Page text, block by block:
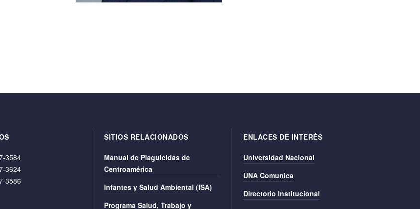
3584
3624
3586
SITIOS RELACIONADOS
Manual de Plaguicidas de
Centroamérica
Infantes y Salud Ambiental (ISA)
Programa Salud, Trabajo y
ENLACES DE INTERÉS
Universidad Nacional
UNA Comunica
Directorio Institucional